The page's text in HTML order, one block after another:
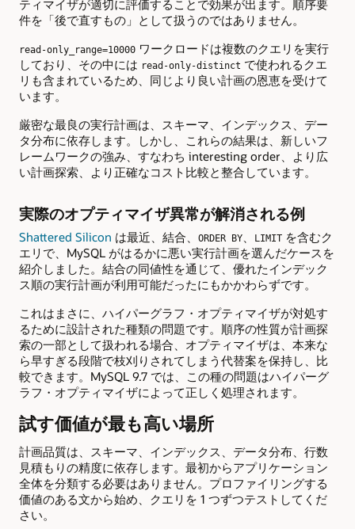
ティマイザが適切に評価することで効果が出ます。順序要
件を「後で直すもの」として扱うのではありません。
read-only_range=10000 ワークロードは複数のクエリを実行
しており、その中には read-only-distinct で使われるクエ
リも含まれているため、同じより良い計画の恩恵を受けて
います。
厳密な最良の実行計画は、スキーマ、インデックス、デー
タ分布に依存します。しかし、これらの結果は、新しいフ
レームワークの強み、すなわち interesting order、より広
い計画探索、より正確なコスト比較と整合しています。
実際のオプティマイザ異常が解消される例
Shattered Silicon は最近、結合、 ORDER BY、 LIMIT を含むク
エリで、MySQL がはるかに悪い実行計画を選んだケースを
紹介しました。結合の同値性を通じて、優れたインデック
ス順の実行計画が利用可能だったにもかかわらずです。
これはまさに、ハイパーグラフ・オプティマイザが対処す
るために設計された種類の問題です。順序の性質が計画探
索の一部として扱われる場合、オプティマイザは、本来な
ら早すぎる段階で枝刈りされてしまう代替案を保持し、比
較できます。MySQL 9.7 では、この種の問題はハイパーグ
ラフ・オプティマイザによって正しく処理されます。
試す価値が最も高い場所
計画品質は、スキーマ、インデックス、データ分布、行数
見積もりの精度に依存します。最初からアプリケーション
全体を分類する必要はありません。プロファイリングする
価値のある文から始め、クエリを 1 つずつテストしてくだ
さい。